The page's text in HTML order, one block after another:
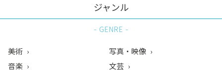
ジャンル
GENRE
美術
音楽
写真・映像
文芸